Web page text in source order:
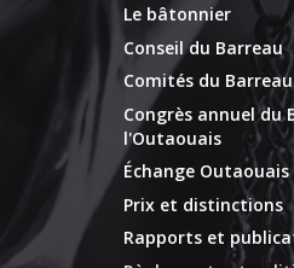
Le bâtonnier
Conseil du Barreau
Comités du Barreau
Congrès annuel du
l'Outaouais
Échange
Prix et distinctions
Rapports et